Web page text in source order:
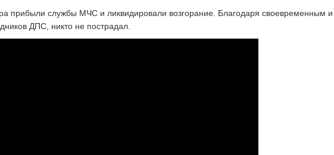
прибыли службы МЧС и ликвидировали возгорание. Благодаря своевременным и
ДПС, никто не пострадал.